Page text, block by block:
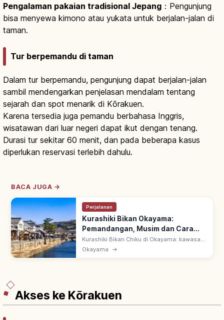
Pengalaman pakaian tradisional Jepang ：Pengunjung
bisa menyewa kimono atau yukata untuk berjalan-jalan di
taman.
Tur berpemandu di taman
Dalam tur berpemandu, pengunjung dapat berjalan-jalan
sambil mendengarkan penjelasan mendalam tentang
sejarah dan spot menarik di Kōrakuen.
Karena tersedia juga pemandu berbahasa Inggris,
wisatawan dari luar negeri dapat ikut dengan tenang.
Durasi tur sekitar 60 menit, dan pada beberapa kasus
diperlukan reservasi terlebih dahulu.
BACA JUGA →
Perjalanan
Kurashiki Bikan Okayama:
Pemandangan, Musim dan Cara
Berkunjung
Kurashiki Bikan Chiku di Okayama: kawasan
bersejarah dengan gudang putih & machiya
era Edo. Bekas tenryo keshogunan; pohon
Okayama →
Akses ke Kōrakuen